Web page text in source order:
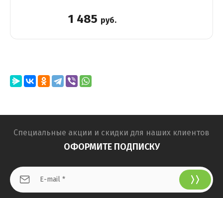
1 485 руб.
Специальные акции и скидки для наших клиентов
ОФОРМИТЕ ПОДПИСКУ